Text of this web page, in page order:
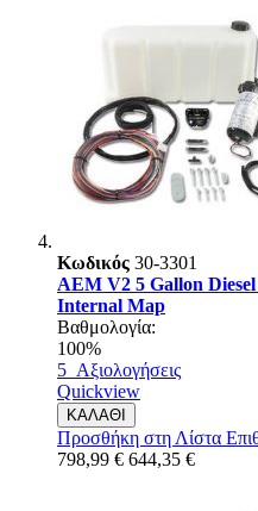
Κωδικός 30-3301
AEM V2 5 Gallon
Internal Map
Βαθμολογία:
100%
5 Αξιολογήσεις
Quickview
ΚΑΛΑΘΙ
Προσθήκη στη Λίστα
798,99 € 644,35 €